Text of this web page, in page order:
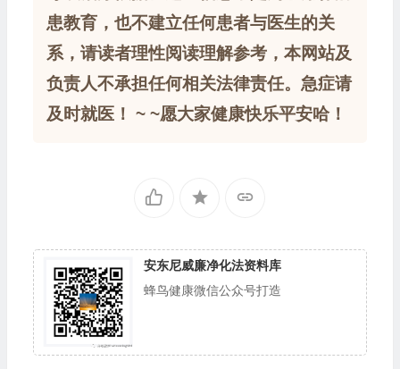
患教育，也不建立任何患者与医生的关
系，请读者理性阅读理解参考，本网站及
负责人不承担任何相关法律责任。急症请
及时就医！ ~ ~愿大家健康快乐平安哈！
安东尼威廉净化法资料库
蜂鸟健康微信公众号打造